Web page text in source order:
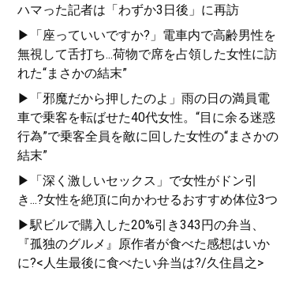
ハマった記者は「わずか3日後」に再訪
▶「座っていいですか?」電車内で高齢男性を
無視して舌打ち...荷物で席を占領した女性に訪
れた“まさかの結末”
▶「邪魔だから押したのよ」雨の日の満員電
車で乗客を転ばせた40代女性。“目に余る迷惑
行為”で乗客全員を敵に回した女性の“まさかの
結末”
▶「深く激しいセックス」で女性がドン引
き...?女性を絶頂に向かわせるおすすめ体位3つ
▶駅ビルで購入した20%引き343円の弁当、
『孤独のグルメ』原作者が食べた感想はいか
に?<人生最後に食べたい弁当は?/久住昌之>